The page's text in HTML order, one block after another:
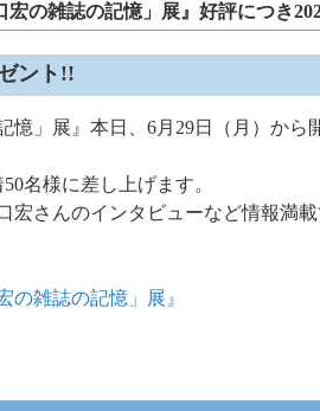
宏の雑誌の記憶」展』好評につき
ント!!
憶」展』本日、6月29日（月）から
名様に差し上げます。
宏さんのインタビューなど情報満
の雑誌の記憶」展』